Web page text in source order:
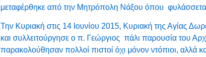
μεταφέρθηκε από την Μητρόπολη Νάξου όπου
Την Κυριακή στις 14 Ιουνίου 2015, Κυριακή της Αγίας
και συλλειτούργησε ο π. Γεώργιος πάλι παρουσία του
παρακολούθησαν πολλοί πιστοί όχι μόνον ντόπιοι, αλλά